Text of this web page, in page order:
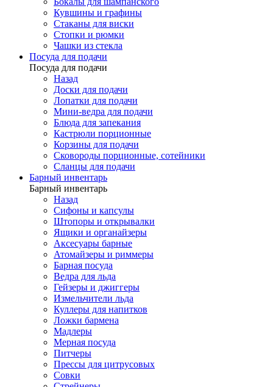
Кувшины и графины
Стаканы для виски
Стопки и рюмки
Чашки из стекла
Посуда для подачи
Посуда для подачи
Назад
Доски для подачи
Лопатки для подачи
Мини-ведра для подачи
Блюда для запекания
Кастрюли порционные
Корзины для подачи
Сковороды порционные, сотейники
Сланцы для подачи
Барный инвентарь
Барный инвентарь
Назад
Сифоны и капсулы
Штопоры и открывалки
Ящики и органайзеры
Аксесуары барные
Атомайзеры и риммеры
Барная посуда
Ведра для льда
Гейзеры и джиггеры
Измельчители льда
Куллеры для напитков
Ложки бармена
Мадлеры
Мерная посуда
Питчеры
Прессы для цитрусовых
Совки